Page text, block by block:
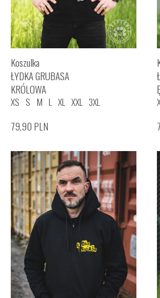
Koszulka
ŁYDKA GRUBASA
KRÓLOWA
XS S M L XL XXL 3XL
79,90 PLN